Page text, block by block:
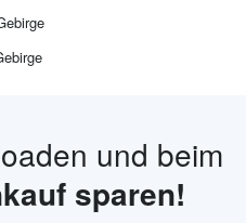
und beim
sparen!